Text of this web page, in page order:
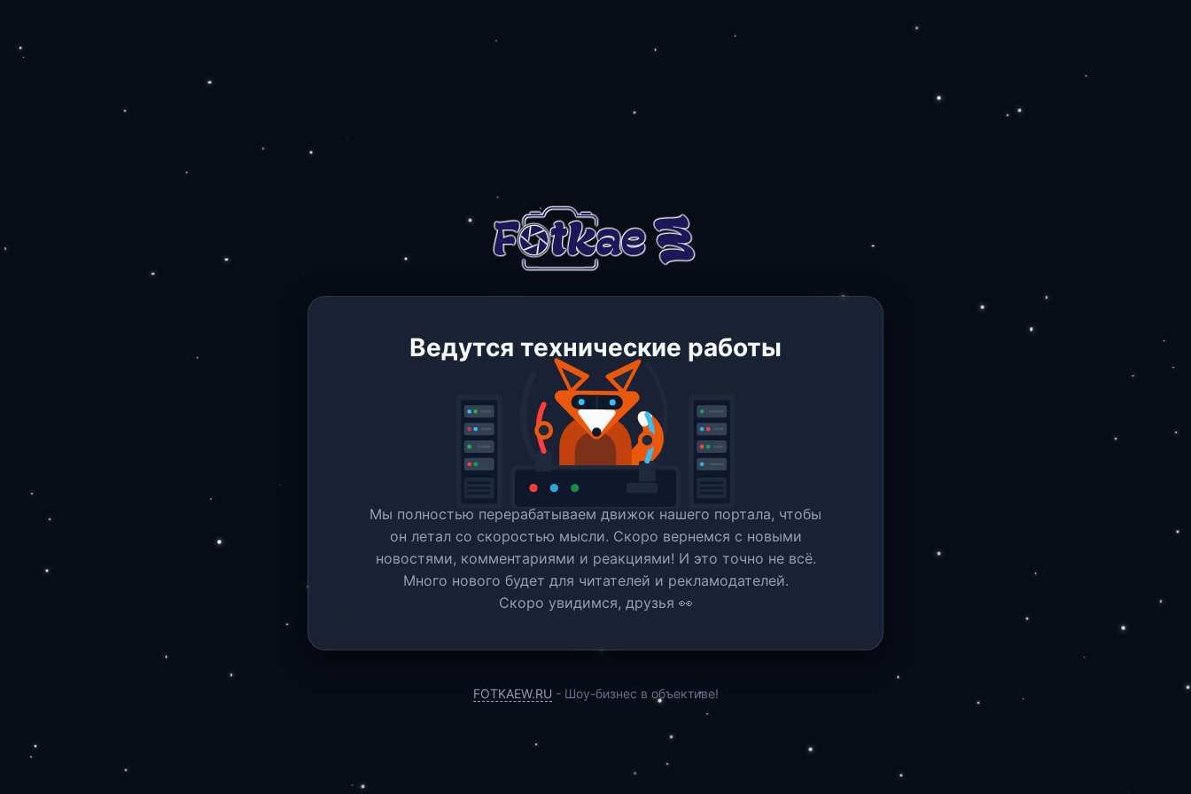
Ведутся технические работы
Мы полностью перерабатываем движок нашего портала, чтобы
он летал со скоростью мысли. Скоро вернемся c новыми
новостями, комментариями и реакциями! И это точно не всё.
Много нового будет для читателей и рекламодателей.
Скоро увидимся, друзья 👀
FOTKAEW.RU - Шоу-бизнес в объективе!